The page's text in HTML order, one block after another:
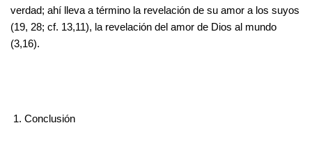
verdad; ahí lleva a término la revelación de su amor a los suyos
(19, 28; cf. 13,11), la revelación del amor de Dios al mundo
(3,16).
Conclusión